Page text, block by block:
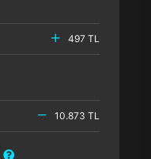
497 TL
10.873 TL